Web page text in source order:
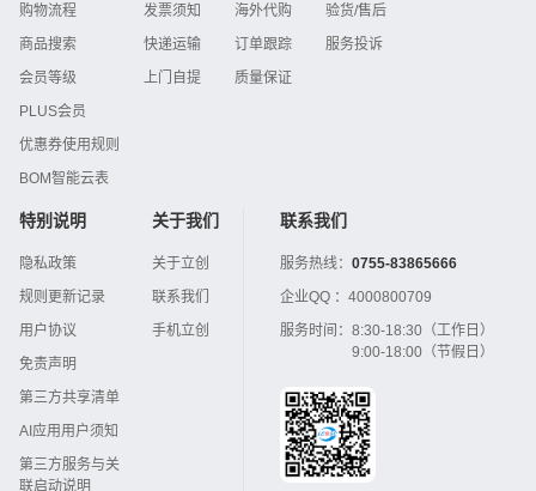
购物流程
商品搜索
会员等级
PLUS会员
优惠券使用规则
BOM智能云表
发票须知
快递运输
上门自提
海外代购
订单跟踪
质量保证
验货/售后
服务投诉
特别说明
隐私政策
规则更新记录
用户协议
免责声明
第三方共享清单
AI应用用户须知
第三方服务与关
联启动说明
关于我们
关于立创
联系我们
手机立创
联系我们
服务热线： 0755-83865666
企业QQ ： 4000800709
服务时间： 8:30-18:30（工作日）
9:00-18:00（节假日）